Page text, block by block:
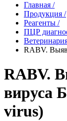
Главная /
Продукция /
Реагенты /
ПЦР
RABV.
RABV.
вируса
virus)